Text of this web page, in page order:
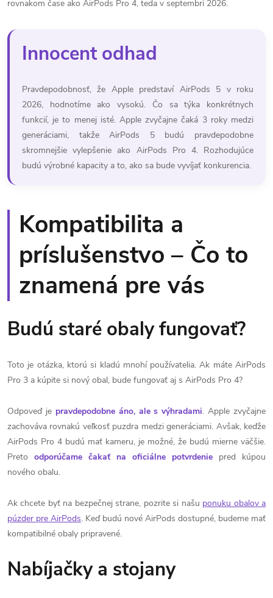
rovnakom čase ako AirPods Pro 4, teda v septembri 2026.
Innocent odhad
Pravdepodobnosť, že Apple predstaví AirPods 5 v roku
2026, hodnotíme ako vysokú. Čo sa týka konkrétnych
funkcií, je to menej isté. Apple zvyčajne čaká 3 roky medzi
generáciami, takže AirPods 5 budú pravdepodobne
skromnejšie vylepšenie ako AirPods Pro 4. Rozhodujúce
budú výrobné kapacity a to, ako sa bude vyvíjať konkurencia.
Kompatibilita a
príslušenstvo – Čo to
znamená pre vás
Budú staré obaly fungovať?
Toto je otázka, ktorú si kladú mnohí používatelia. Ak máte AirPods
Pro 3 a kúpite si nový obal, bude fungovať aj s AirPods Pro 4?
Odpoveď je pravdepodobne áno, ale s výhradami. Apple zvyčajne
zachováva rovnakú veľkosť puzdra medzi generáciami. Avšak, keďže
AirPods Pro 4 budú mať kameru, je možné, že budú mierne väčšie.
Preto odporúčame čakať na oficiálne potvrdenie pred kúpou
nového obalu.
Ak chcete byť na bezpečnej strane, pozrite si našu ponuku obalov a
púzder pre AirPods. Keď budú nové AirPods dostupné, budeme mať
kompatibilné obaly pripravené.
Nabíjačky a stojany